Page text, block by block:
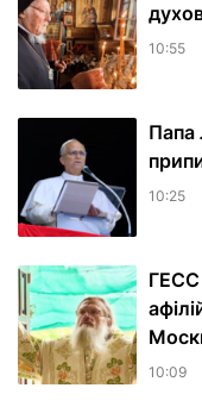
10:55
Папа
10:25
ГЕСС
10:09